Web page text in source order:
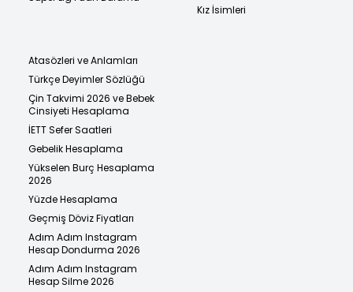
Kız İsimleri
Atasözleri ve Anlamları
Türkçe Deyimler Sözlüğü
Çin Takvimi 2026 ve Bebek
Cinsiyeti Hesaplama
İETT Sefer Saatleri
Gebelik Hesaplama
Yükselen Burç Hesaplama
2026
Yüzde Hesaplama
Geçmiş Döviz Fiyatları
Adım Adım Instagram
Hesap Dondurma 2026
Adım Adım Instagram
Hesap Silme 2026